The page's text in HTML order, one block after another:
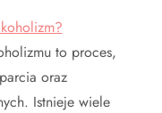
to proces,
oraz
Istnieje wiele